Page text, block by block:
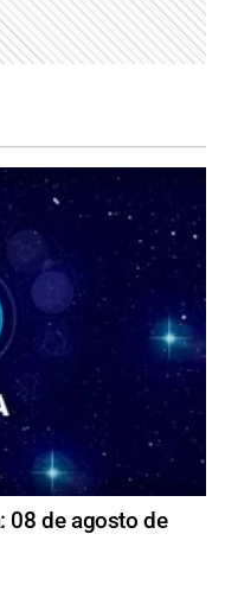
08 de agosto de